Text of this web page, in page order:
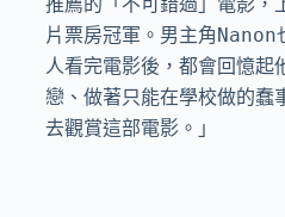
推薦的「不可錯過」電影，
片票房冠軍。男主角Nanon
人看完電影後，都會回憶起
戀、做著只能在學校做的蠢
去觀賞這部電影。」